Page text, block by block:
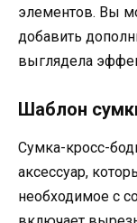
элементов. Вы
добавить
выглядела
Шаблон
Сумка-кросс-
аксессуар,
необходимое с